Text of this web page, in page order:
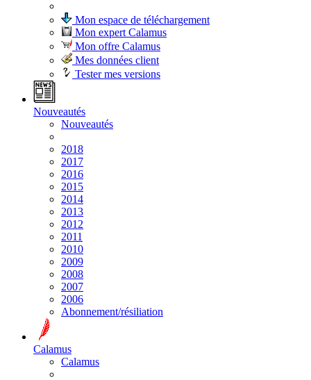
Mon espace de téléchargement
Mon expert Calamus
Mon offre Calamus
Mes données client
Tester mes versions
Nouveautés
Nouveautés
2018
2017
2016
2015
2014
2013
2012
2011
2010
2009
2008
2007
2006
Abonnement/résiliation
Calamus
Calamus